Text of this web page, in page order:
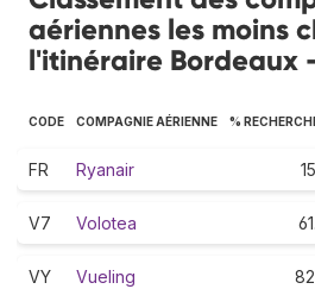
aériennes les moins
l'itinéraire Bordeaux
CODE COMPAGNIE AÉRIENNE %
FR Ryanair
V7 Volotea
VY Vueling